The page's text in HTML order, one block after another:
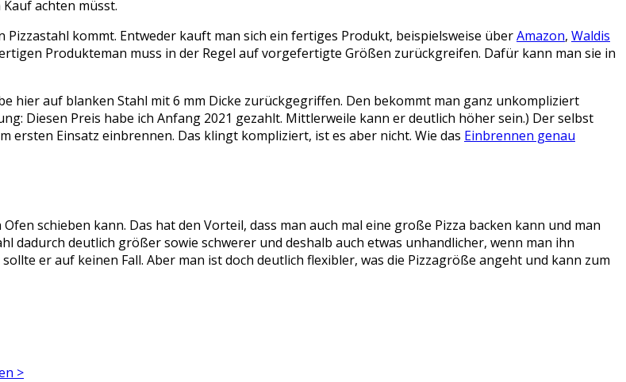
achten müsst.
kommt. Entweder kauft man sich ein fertiges Produkt, beispielsweise überAmazon, Waldis
Produkteman muss in der Regel auf vorgefertigte Größen zurückgreifen. Dafür kann man sie in
hier auf blanken Stahl mit 6 mm Dicke zurückgegriffen. Den bekommt man ganz unkompliziert
Diesen Preis habe ich Anfang 2021 gezahlt. Mittlerweile kann er deutlich höher sein.) Der selbst
ersten Einsatz einbrennen. Das klingt kompliziert, ist es aber nicht. Wie das Einbrennen genau
schieben kann. Das hat den Vorteil, dass man auch mal eine große Pizza backen kann und man
dadurch deutlich größer sowie schwerer und deshalb auch etwas unhandlicher, wenn man ihn
er auf keinen Fall. Aber man ist doch deutlich flexibler, was die Pizzagröße angeht und kann zum
>